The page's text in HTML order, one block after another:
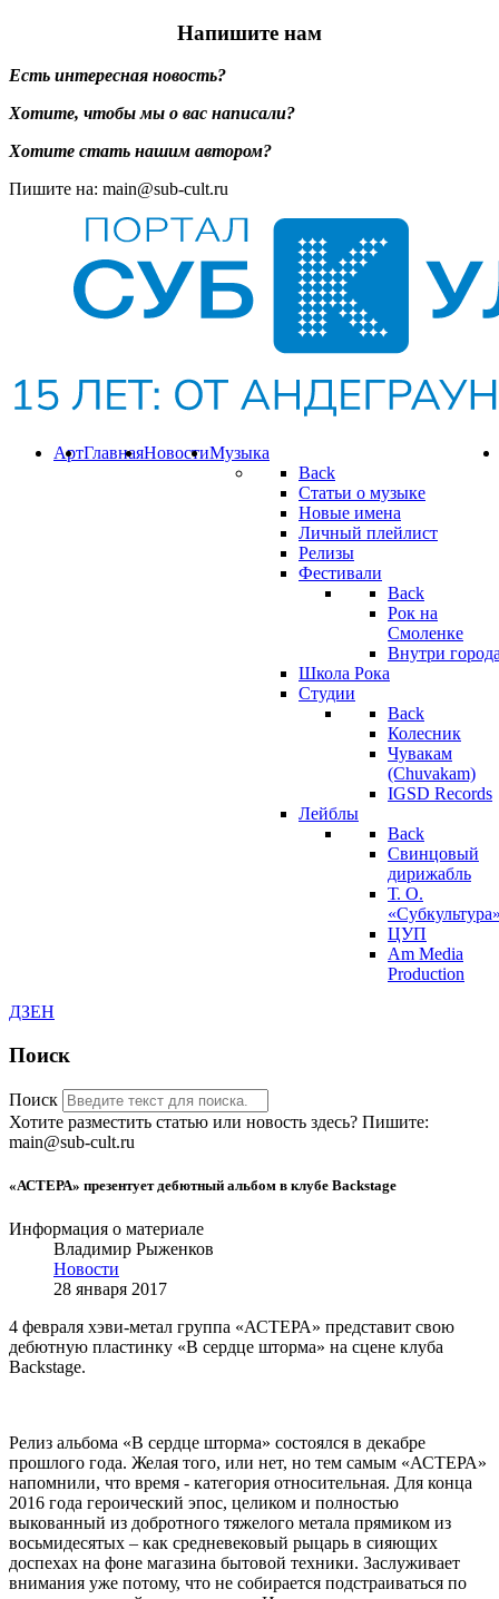
Напишите нам
Есть интересная новость?
Хотите, чтобы мы о вас написали?
Хотите стать нашим автором?
Пишите на: main@sub-cult.ru
Музыка
Back
Статьи о музыке
Новые имена
Личный плейлист
Релизы
Фестивали
Back
Рок на
Смоленке
Внутри
Школа Рока
Студии
Back
Колесник
Чувакам
(Chuvakam)
IGSD Records
Лейблы
Back
Свинцовый
дирижабль
Т. О.
ЦУП
Am Media
Production
Новости
Главная
Арт
ДЗЕН
Поиск
Поиск
Хотите разместить статью или новость здесь? Пишите:
main@sub-cult.ru
«АСТЕРА» презентует дебютный альбом в клубе Backstage
Информация о материале
Владимир Рыженков
Новости
28 января 2017
4 февраля хэви-метал группа «АСТЕРА» представит свою
дебютную пластинку «В сердце шторма» на сцене клуба
Backstage.
Релиз альбома «В сердце шторма» состоялся в декабре
прошлого года. Желая того, или нет, но тем самым «АСТЕРА»
напомнили, что время - категория относительная. Для конца
2016 года героический эпос, целиком и полностью
выкованный из добротного тяжелого метала прямиком из
восьмидесятых – как средневековый рыцарь в сияющих
доспехах на фоне магазина бытовой техники. Заслуживает
внимания уже потому, что не собирается подстраиваться по